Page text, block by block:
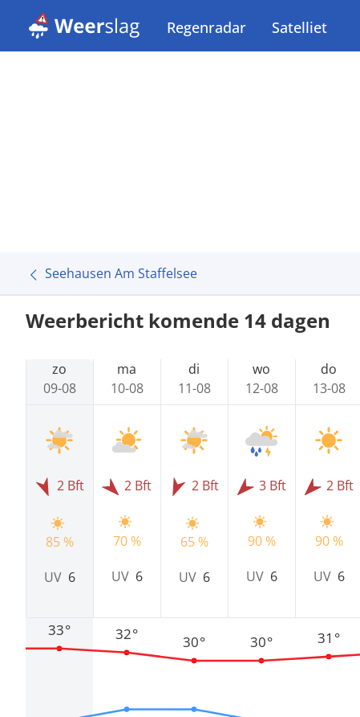
Regenradar Satelliet
Seehausen Am Staffelsee
Weerbericht komende 14 dagen
zo
09-08
2 Bft
85 %
UV 6
33°
ma
10-08
2 Bft
70 %
UV 6
32°
di
11-08
2 Bft
65 %
UV 6
30°
wo
12-08
3 Bft
90 %
UV 6
30°
do
13-08
2 Bft
90 %
UV 6
31°